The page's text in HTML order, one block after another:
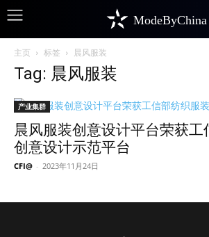
ModeByChina
主页 标签 晨风服装
Tag: 晨风服装
产业集群
晨风服装创意设计平台荣获工
创意设计示范平台
CFI@ - 2023年11月24日